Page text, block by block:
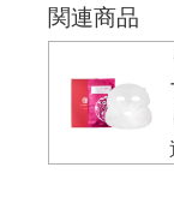
関連商品